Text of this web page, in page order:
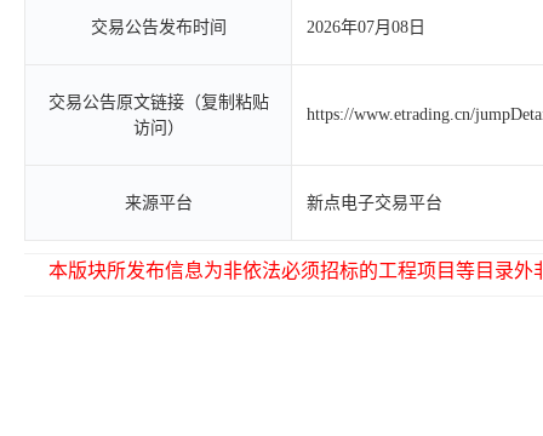
交易公告发布时间 2026年07月08日
交易公告原文链接（复制粘贴
访问）
https://www.etrading.cn/
来源平台 新点电子交易平台
本版块所发布信息为非依法必须招标的工程项目等目录